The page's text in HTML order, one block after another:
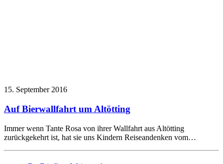
15. September 2016
Auf Bierwallfahrt um Altötting
Immer wenn Tante Rosa von ihrer Wallfahrt aus Altötting
zurückgekehrt ist, hat sie uns Kindern Reiseandenken vom…